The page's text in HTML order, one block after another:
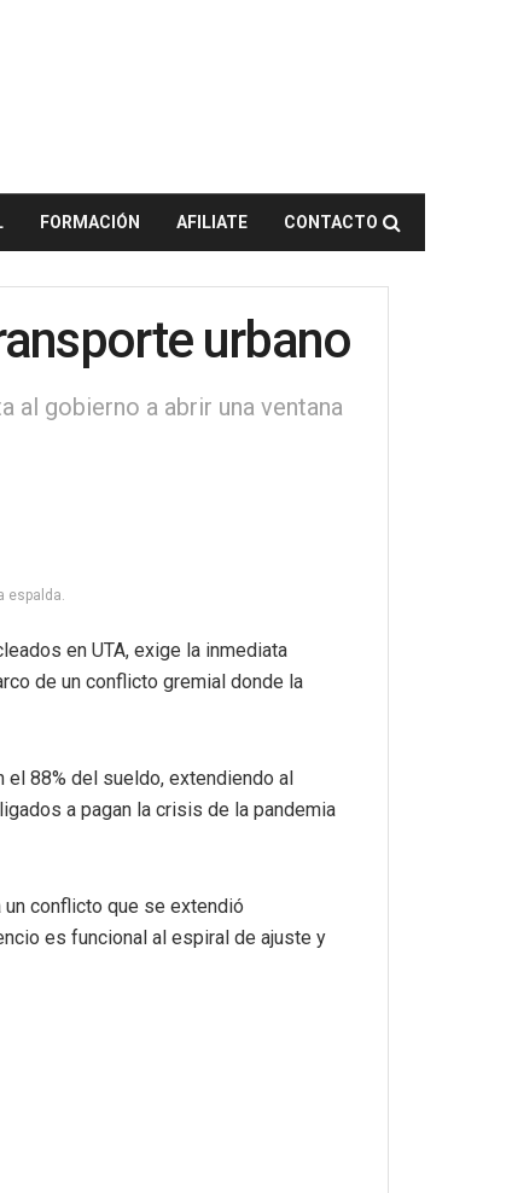
FORMACIÓN AFILIATE CONTACTO
urbano
al gobierno a abrir una ventana
espalda.
en UTA, exige la inmediata
de un conflicto gremial donde la
88% del sueldo, extendiendo al
a pagan la crisis de la pandemia
conflicto que se extendió
es funcional al espiral de ajuste y